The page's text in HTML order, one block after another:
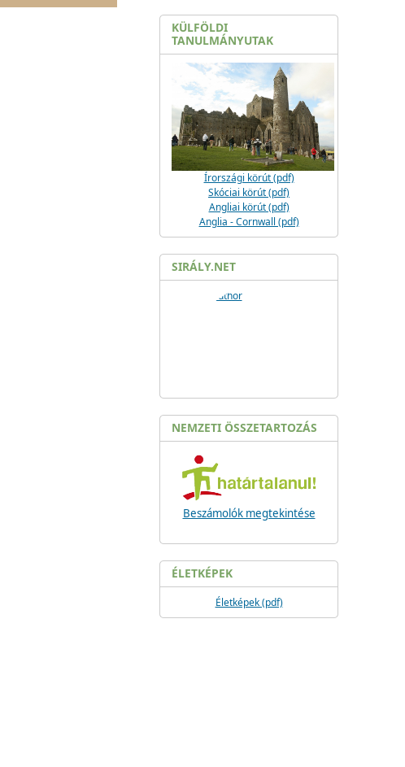
KÜLFÖLDI
TANULMÁNYUTAK
Írországi körút (pdf)
Skóciai körút (pdf)
Angliai körút (pdf)
Anglia - Cornwall (pdf)
SIRÁLY.NET
NEMZETI ÖSSZETARTOZÁS
Beszámolók megtekintése
ÉLETKÉPEK
Életképek (pdf)